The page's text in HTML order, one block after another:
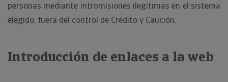
personas mediante intromisiones ilegítimas en el sistema
elegido, fuera del control de Crédito y Caución.
Introducción de enlaces a la web